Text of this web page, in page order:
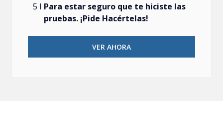
Para estar seguro que te hiciste las
pruebas. ¡Pide Hacértelas!
VER AHORA